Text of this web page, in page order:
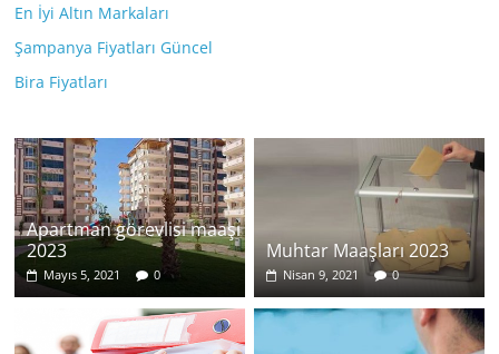
En İyi Altın Markaları
Şampanya Fiyatları Güncel
Bira Fiyatları
Apartman görevlisi maaşı
2023
Mayıs 5, 2021 0
Muhtar Maaşları 2023
Nisan 9, 2021 0